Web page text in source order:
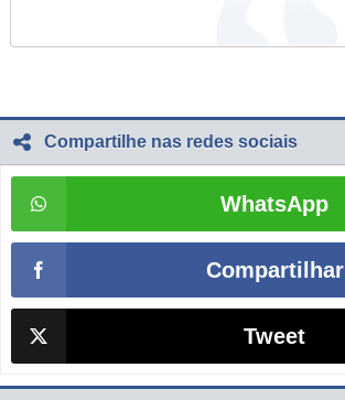
Compartilhe nas redes sociais
WhatsApp
Compartilhar
Tweet